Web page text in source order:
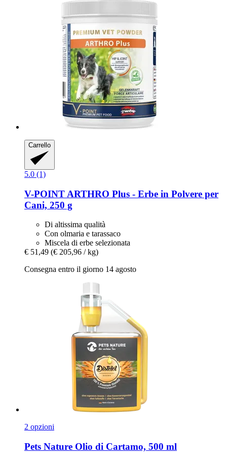
Carrello
5.0 (1)
V-POINT ARTHRO Plus -​ Erbe in Polvere per
Cani, 250 g
Di altissima qualità
Con olmaria e tarassaco
Miscela di erbe selezionata
€ 51,49 (€ 205,96 / kg)
Consegna entro il giorno 14 agosto
2 opzioni
Pets Nature Olio di Cartamo, 500 ml